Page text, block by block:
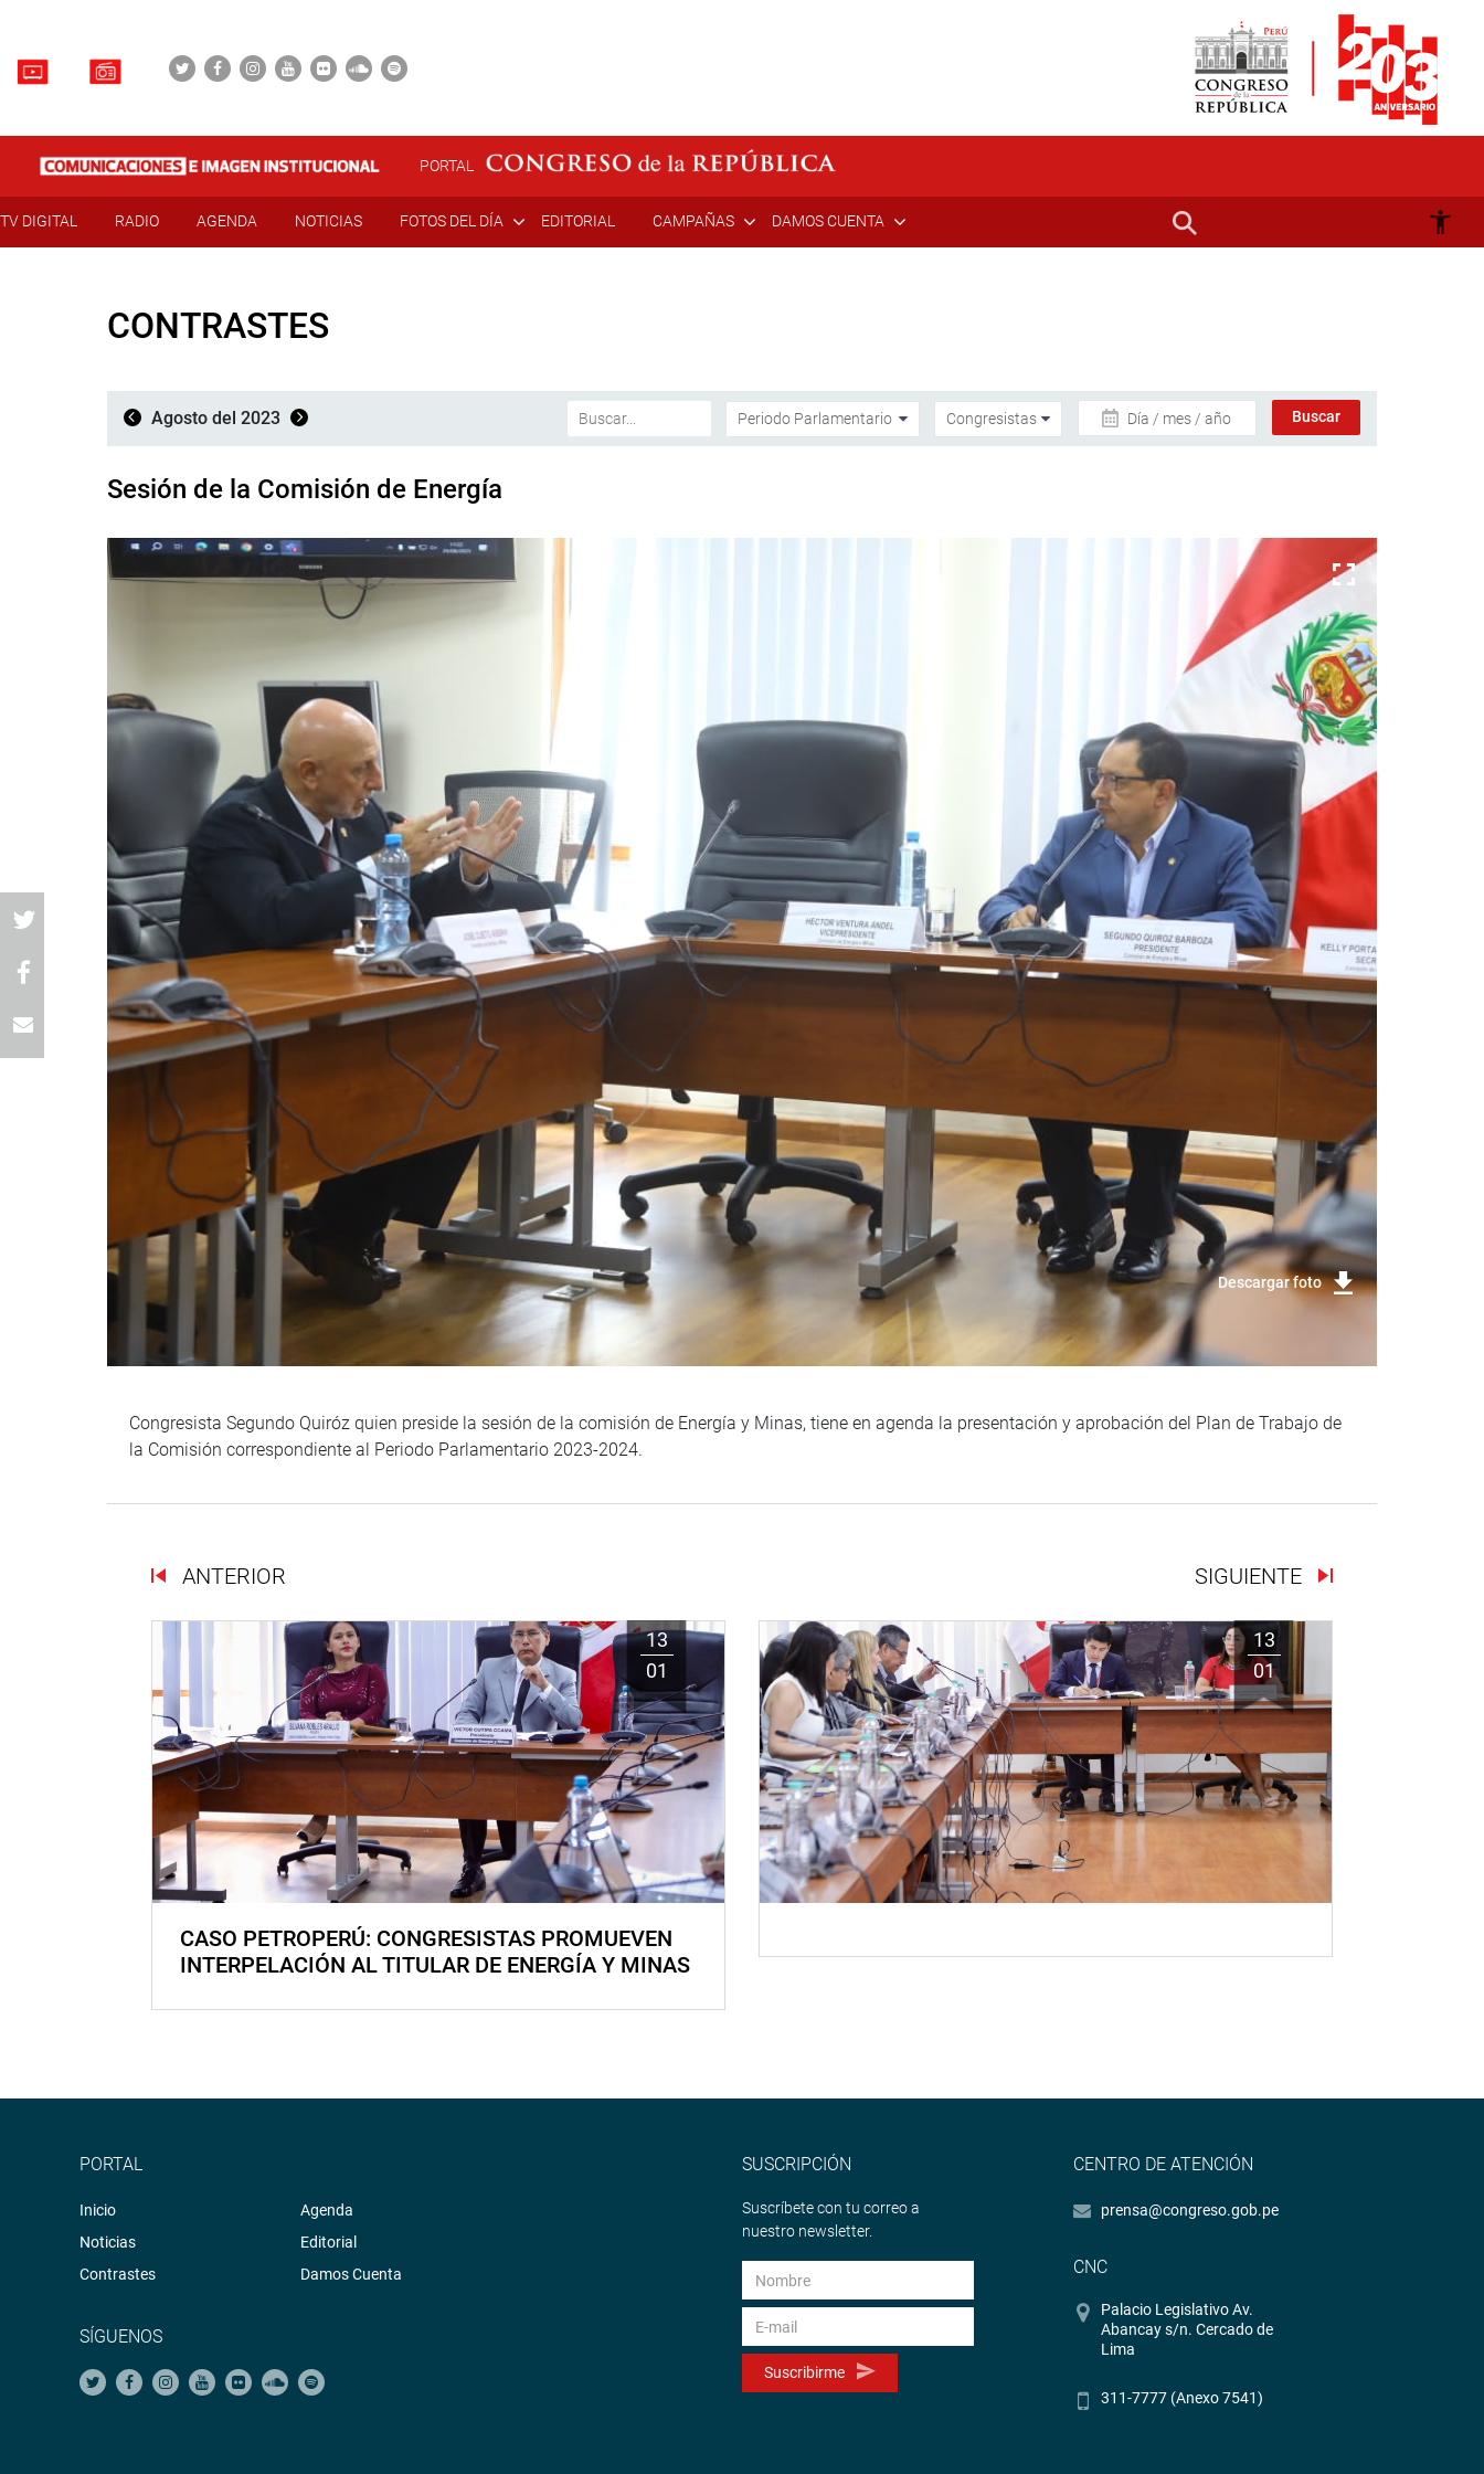
PORTAL
TV DIGITAL RADIO AGENDA NOTICIAS FOTOS DEL DÍA EDITORIAL CAMPAÑAS DAMOS CUENTA
CONTRASTES
Agosto del 2023 Día / mes / año
Sesión de la Comisión de Energía
Descargar foto
Congresista Segundo Quiróz quien preside la sesión de la comisión de Energía y Minas, tiene en agenda la presentación y aprobación del Plan de Trabajo de
la Comisión correspondiente al Periodo Parlamentario 2023-2024.
ANTERIOR SIGUIENTE
13
01
CASO PETROPERÚ: CONGRESISTAS PROMUEVEN
INTERPELACIÓN AL TITULAR DE ENERGÍA Y MINAS
13
01
PORTAL
Inicio
Noticias
Contrastes
Agenda
Editorial
Damos Cuenta
SÍGUENOS
SUSCRIPCIÓN
Suscríbete con tu correo a
nuestro newsletter.
Suscribirme
CENTRO DE ATENCIÓN
prensa@congreso.gob.pe
CNC
Palacio Legislativo Av.
Abancay s/n. Cercado de
Lima
311-7777 (Anexo 7541)